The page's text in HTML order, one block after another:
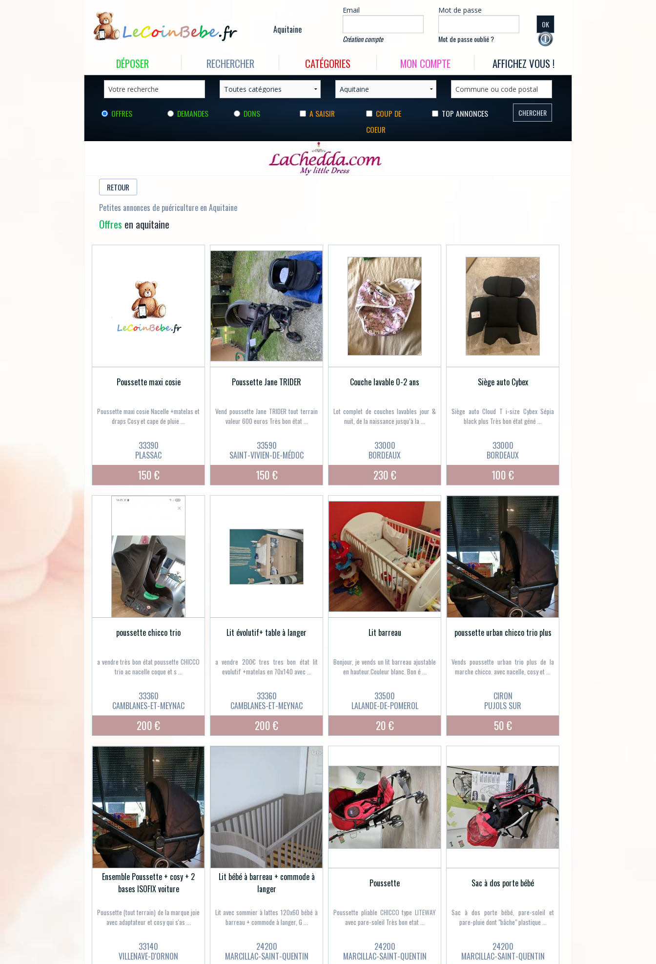
Aquitaine
Email Mot de passe
Création compte Mot de passe oublié ?
DÉPOSER RECHERCHER CATÉGORIES MON COMPTE AFFICHEZ VOUS !
OFFRES DEMANDES DONS A SAISIR
COUP DE
COEUR
TOP ANNONCES
RETOUR
Petites annonces de puériculture en Aquitaine
Offres en aquitaine
Poussette maxi cosie
Poussette maxi cosie Nacelle +matelas et
draps Cosy et cape de pluie ...
33390
PLASSAC
150 €
Poussette Jane TRIDER
Vend poussette Jane TRIDER tout terrain
valeur 600 euros Très bon état ...
33590
SAINT-VIVIEN-DE-MÉDOC
150 €
Couche lavable 0-2 ans
Lot complet de couches lavables jour &
nuit, de la naissance jusqu’à la ...
33000
BORDEAUX
230 €
Siège auto Cybex
Siège auto Cloud T i-size Cybex Sépia
black plus Très bon état géné ...
33000
BORDEAUX
100 €
poussette chicco trio
a vendre très bon état poussette CHICCO
trio ac nacelle coque et s ...
33360
CAMBLANES-ET-MEYNAC
200 €
Lit évolutif+ table à langer
a vendre 200€ tres tres bon état lit
evolutif +matelas en 70x140 avec ...
33360
CAMBLANES-ET-MEYNAC
200 €
Lit barreau
Bonjour, je vends un lit barreau ajustable
en hauteur.Couleur blanc. Bon é ...
33500
LALANDE-DE-POMEROL
20 €
poussette urban chicco trio plus
Vends poussette urban trio plus de la
marche chicco. avec nacelle, cosy et ...
CIRON
PUJOLS SUR
50 €
Ensemble Poussette + cosy + 2
bases ISOFIX voiture
Poussette (tout terrain) de la marque joie
avec adaptateur et cosy qui s'as ...
33140
VILLENAVE-D'ORNON
Lit bébé à barreau + commode à
langer
Lit avec sommier à lattes 120x60 bébé à
barreau + commode à langer, G ...
24200
MARCILLAC-SAINT-QUENTIN
Poussette
Poussette pliable CHICCO type LITEWAY
avec pare-soleil Très bon etat ...
24200
MARCILLAC-SAINT-QUENTIN
Sac à dos porte bébé
Sac à dos porte bébé, pare-soleil et
pare-pluie dont "bâche" plastique ...
24200
MARCILLAC-SAINT-QUENTIN